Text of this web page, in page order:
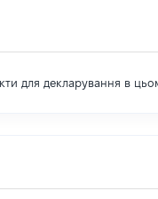
для декларування в